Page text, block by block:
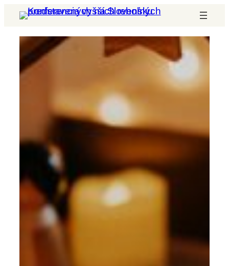
Prejsť
obsah